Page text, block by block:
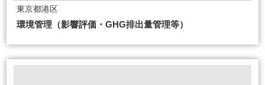
東京都港区
環境管理（影響評価・GHG排出量管理等）